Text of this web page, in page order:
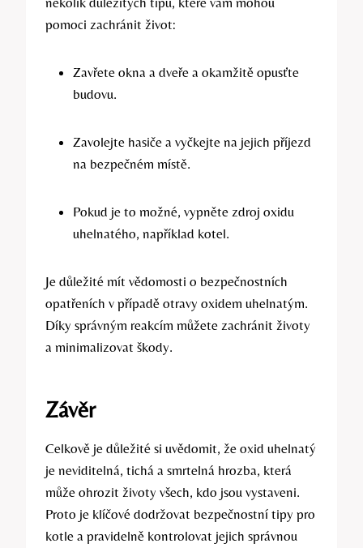
pomoci zachránit život:
Zavřete okna a dveře a okamžitě opusťte
budovu.
Zavolejte hasiče a vyčkejte na jejich příjezd
na bezpečném místě.
Pokud je to možné, vypněte zdroj oxidu
uhelnatého, například kotel.
Je důležité mít vědomosti o bezpečnostních
opatřeních v případě otravy oxidem uhelnatým.
Díky správným reakcím můžete zachránit životy
a minimalizovat škody.
Závěr
Celkově je důležité si uvědomit, že oxid uhelnatý
je neviditelná, tichá a smrtelná hrozba, která
může ohrozit životy všech, kdo jsou vystaveni.
Proto je klíčové dodržovat bezpečnostní tipy pro
kotle a pravidelně kontrolovat jejich správnou